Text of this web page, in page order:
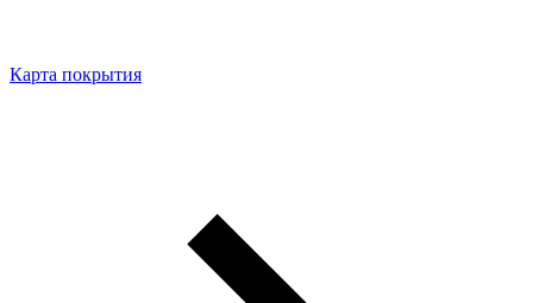
Карта покрытия